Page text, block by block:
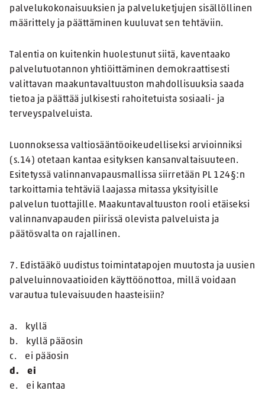
palvelukokonaisuuksien ja palveluketjujen sisällöllinen
määrittely ja päättäminen kuuluvat sen tehtäviin.
Talentia on kuitenkin huolestunut siitä, kaventaako
palvelutuotannon yhtiöittäminen demokraattisesti
valittavan maakuntavaltuuston mahdollisuuksia saada
tietoa ja päättää julkisesti rahoitetuista sosiaali- ja
terveyspalveluista.
Luonnoksessa valtiosääntöoikeudelliseksi arvioinniksi
(s.14) otetaan kantaa esityksen kansanvaltaisuuteen.
Esitetyssä valinnanvapausmallissa siirretään PL 124§:n
tarkoittamia tehtäviä laajassa mitassa yksityisille
palvelun tuottajille. Maakuntavaltuuston rooli etäiseksi
valinnanvapauden piirissä olevista palveluista ja
päätösvalta on rajallinen.
7. Edistääkö uudistus toimintatapojen muutosta ja uusien
palveluinnovaatioiden käyttöönottoa, millä voidaan
varautua tulevaisuuden haasteisiin?
a. kyllä
b. kyllä pääosin
c. ei pääosin
d. ei
e. ei kantaa